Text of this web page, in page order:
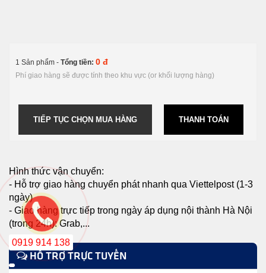
1 Sản phẩm - Tổng tiền: 0 đ
Phí giao hàng sẽ được tính theo khu vực (or khối lượng hàng)
THANH TOÁN
TIẾP TỤC CHỌN MUA HÀNG
Hình thức vận chuyển:
- Hỗ trợ giao hàng chuyển phát nhanh qua Viettelpost (1-3
ngày)
- Giao hàng trực tiếp trong ngày áp dụng nội thành Hà Nội
(trong 24h): Grab,...
HỖ TRỢ TRỰC TUYẾN
0919 914 138